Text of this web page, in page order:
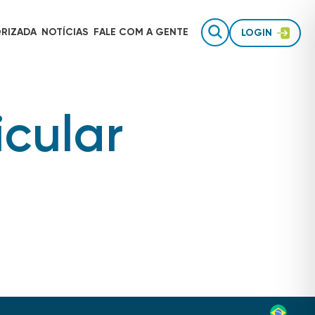
Gestão de equipes de campo
AUTOTRAC É INVESTIMENTO
NOTÍCIAS FALE COM A GENTE LOGIN